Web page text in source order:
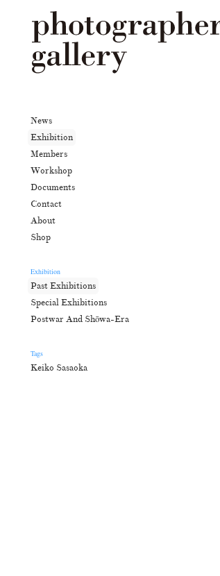
News
Exhibition
Members
Workshop
Documents
Contact
About
Shop
Exhibition
Past Exhibitions
Special Exhibitions
Postwar And Shōwa-Era
Tags
Keiko Sasaoka